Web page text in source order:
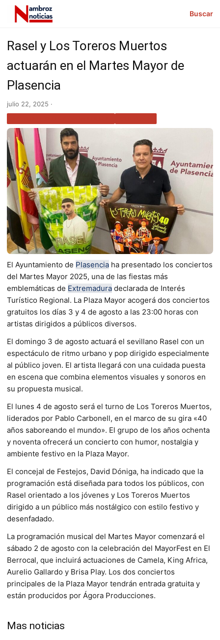
Buscar
Rasel y Los Toreros Muertos
actuarán en el Martes Mayor de
Plasencia
julio 22, 2025 ·
El Ayuntamiento de Plasencia ha presentado los conciertos
del Martes Mayor 2025, una de las fiestas más
emblemáticas de Extremadura declarada de Interés
Turístico Regional. La Plaza Mayor acogerá dos conciertos
gratuitos los días 3 y 4 de agosto a las 23:00 horas con
artistas dirigidos a públicos diversos.
El domingo 3 de agosto actuará el sevillano Rasel con un
espectáculo de ritmo urbano y pop dirigido especialmente
al público joven. El artista llegará con una cuidada puesta
en escena que combina elementos visuales y sonoros en
su propuesta musical.
El lunes 4 de agosto será el turno de Los Toreros Muertos,
liderados por Pablo Carbonell, en el marco de su gira «40
años saboreando el mundo». El grupo de los años ochenta
y noventa ofrecerá un concierto con humor, nostalgia y
ambiente festivo en la Plaza Mayor.
El concejal de Festejos, David Dóniga, ha indicado que la
programación está diseñada para todos los públicos, con
Rasel orientado a los jóvenes y Los Toreros Muertos
dirigido a un público más nostálgico con estilo festivo y
desenfadado.
La programación musical del Martes Mayor comenzará el
sábado 2 de agosto con la celebración del MayorFest en El
Berrocal, que incluirá actuaciones de Camela, King Africa,
Aurelio Gallardo y Brisa Play. Los dos conciertos
principales de la Plaza Mayor tendrán entrada gratuita y
están producidos por Ágora Producciones.
Mas noticias